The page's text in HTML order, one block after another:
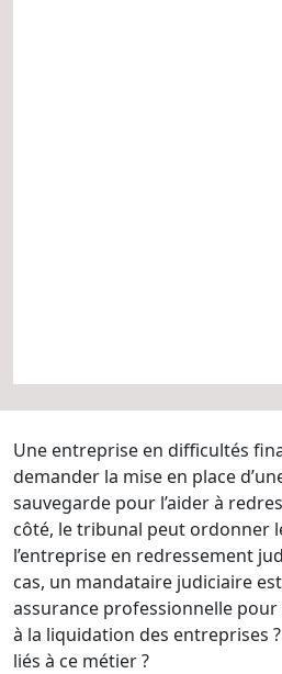
Une entreprise en difficultés
demander la mise en place
sauvegarde pour l’aider à
côté, le tribunal peut ordonner
l’entreprise en redressement
cas, un mandataire judiciaire
assurance professionnelle
à la liquidation des entreprises
liés à ce métier ?